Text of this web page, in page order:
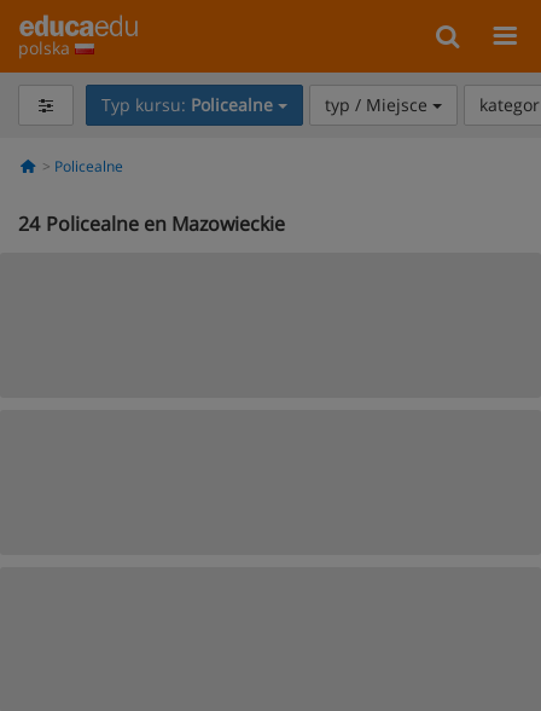
polska
Typ kursu: Policealne typ / Miejsce
Policealne
24 Policealne en Mazowieckie